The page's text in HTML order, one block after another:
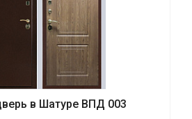
в Шатуре ВПД 003